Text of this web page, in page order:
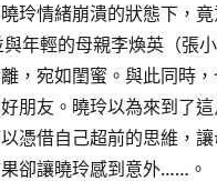
玲情緒崩潰的狀態下，
年輕的母親李煥英（張
，宛如閨蜜。與此同時
朋友。曉玲以為來到了
憑借自己超前的思維，
卻讓曉玲感到意外……。